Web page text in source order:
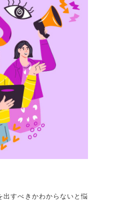
すべきかわからないと悩